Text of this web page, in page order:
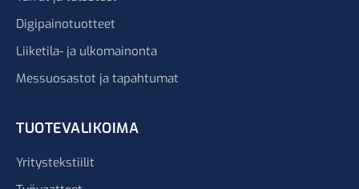
Digipainotuotteet
Liiketila- ja ulkomainonta
Messuosastot ja tapahtumat
TUOTEVALIKOIMA
Yritystekstiilit